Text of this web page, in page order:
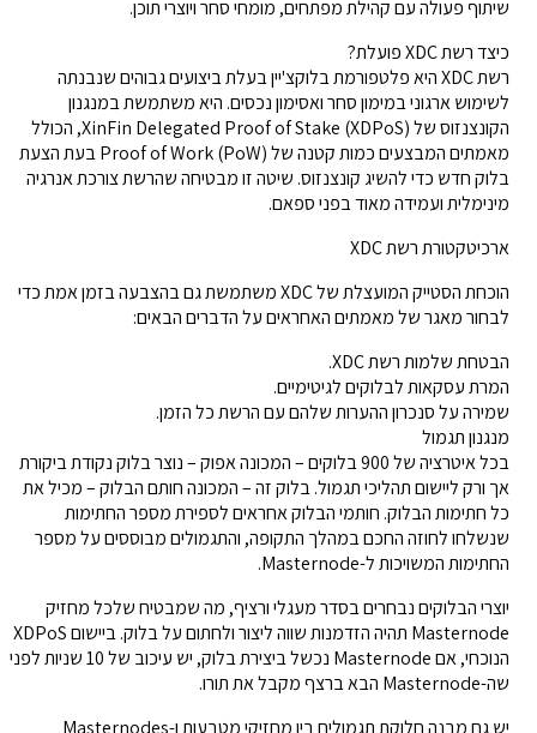
שיתוף פעולה עם קהילת מפתחים, מומחי סחר ויוצרי תוכן.
כיצד רשת XDC פועלת?
רשת XDC היא פלטפורמת בלוקצ'יין בעלת ביצועים גבוהים שנבנתה
לשימוש ארגוני במימון סחר ואסימון נכסים. היא משתמשת במנגנון
הקונצנזוס של XinFin Delegated Proof of Stake (XDPoS), הכולל
מאמתים המבצעים כמות קטנה של Proof of Work (PoW) בעת הצעת
בלוק חדש כדי להשיג קונצנזוס. שיטה זו מבטיחה שהרשת צורכת אנרגיה
מינימלית ועמידה מאוד בפני ספאם.
ארכיטקטורת רשת XDC
הוכחת הסטייק המועצלת של XDC משתמשת גם בהצבעה בזמן אמת כדי
לבחור מאגר של מאמתים האחראים על הדברים הבאים:
הבטחת שלמות רשת XDC.
המרת עסקאות לבלוקים לגיטימיים.
שמירה על סנכרון ההערות שלהם עם הרשת כל הזמן.
מנגנון תגמול
בכל איטרציה של 900 בלוקים – המכונה אפוק – נוצר בלוק נקודת ביקורת
אך ורק ליישום תהליכי תגמול. בלוק זה – המכונה חותם הבלוק – מכיל את
כל חתימות הבלוק. חותמי הבלוק אחראים לספירת מספר החתימות
שנשלחו לחוזה החכם במהלך התקופה, והתגמולים מבוססים על מספר
החתימות המשויכות ל-Masternode.
יוצרי הבלוקים נבחרים בסדר מעגלי ורציף, מה שמבטיח שלכל מחזיק
Masternode תהיה הזדמנות שווה ליצור ולחתום על בלוק. ביישום XDPoS
הנוכחי, אם Masternode נכשל ביצירת בלוק, יש עיכוב של 10 שניות לפני
שה-Masternode הבא ברצף מקבל את תורו.
יש גם מבנה חלוקת תגמולים בין מחזיקי מטבעות ו-Masternodes